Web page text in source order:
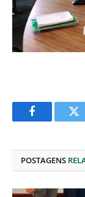
Facebook
POSTAGENS